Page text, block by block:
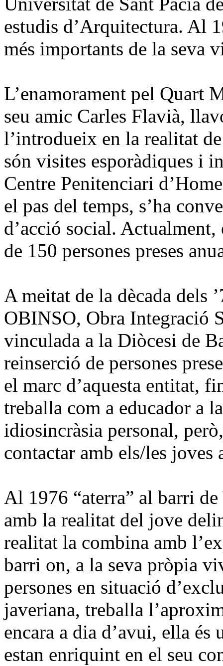
estudis d’Arquitectura. Al
més importants de la seva
L’enamorament pel Quart
seu amic Carles Flavià,
l’introdueix en la realitat
són visites esporàdiques i
Centre Penitenciari
el pas del temps, s’ha
d’acció social.
de 150 persones preses
A meitat de la dècada dels
OBINSO, Obra Integració
vinculada a la Diòcesi de
reinserció de persones
el marc d’aquesta entitat,
treballa com a educador a
idiosincràsia personal,
contactar amb els/les joves
Al 1976 “aterra” al barri
amb la realitat del jove
realitat la combina amb
barri on, a la seva pròpia
persones en situació
javeriana, treballa
encara a dia d’avui, ella és
estan enriquint en el seu